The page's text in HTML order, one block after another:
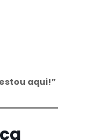
aqui!”